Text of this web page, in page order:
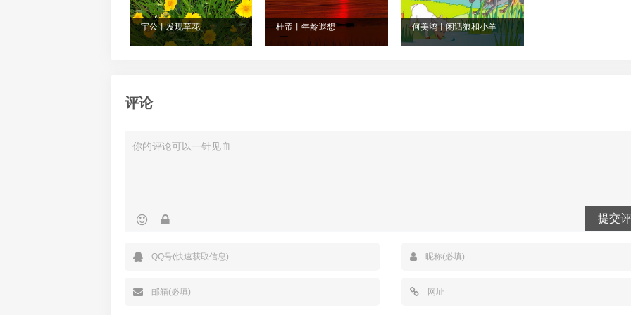
宇公丨发现草花 杜帝丨年龄遐想 何美鸿丨闲话狼和小羊
评论
提交